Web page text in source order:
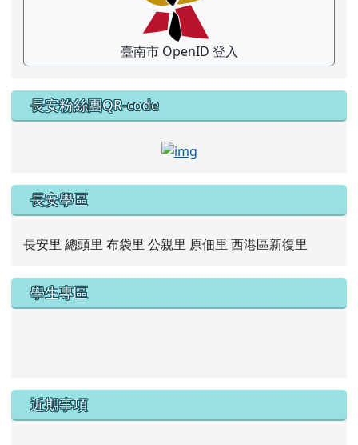
臺南市 OpenID 登入
長安粉絲團QR-code
link to https://
長安學區
長安里 總頭里 布袋里 公親里 原佃里 西港區新復里
學生專區
近期事項